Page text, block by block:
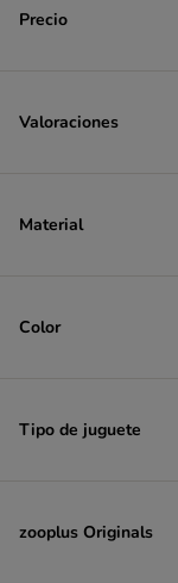
Precio
Valoraciones
Material
Color
Tipo de juguete
zooplus Originals